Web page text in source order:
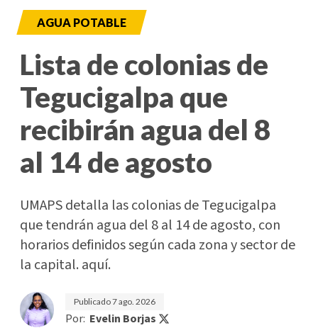
AGUA POTABLE
Lista de colonias de
Tegucigalpa que
recibirán agua del 8
al 14 de agosto
UMAPS detalla las colonias de Tegucigalpa
que tendrán agua del 8 al 14 de agosto, con
horarios definidos según cada zona y sector de
la capital. aquí.
Publicado7 ago. 2026
Por: Evelin Borjas